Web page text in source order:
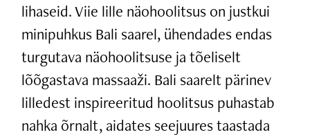
lihaseid. Viie lille näohoolitsus on justkui
minipuhkus Bali saarel, ühendades endas
turgutava näohoolitsuse ja tõeliselt
lõõgastava massaaži. Bali saarelt pärinev
lilledest inspireeritud hoolitsus puhastab
nahka õrnalt, aidates seejuures taastada